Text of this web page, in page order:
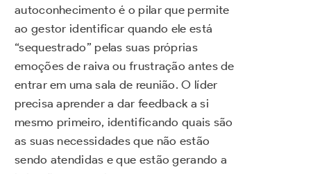
autoconhecimento é o pilar que permite
ao gestor identificar quando ele está
“sequestrado” pelas suas próprias
emoções de raiva ou frustração antes de
entrar em uma sala de reunião. O líder
precisa aprender a dar feedback a si
mesmo primeiro, identificando quais são
as suas necessidades que não estão
sendo atendidas e que estão gerando a